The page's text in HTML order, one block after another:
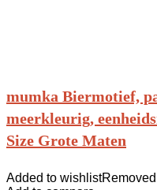
mumka Biermotief,
meerkleurig,
Size Grote Maten
Added to wishlist